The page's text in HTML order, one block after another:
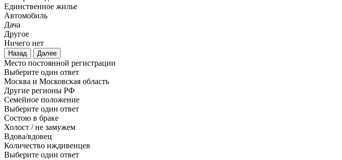
Единственное жилье
Автомобиль
Дача
Другое
Ничего нет
Назад Далее
Место постоянной регистрации
Выберите один ответ
Москва и Московская область
Другие регионы РФ
Семейное положение
Выберите один ответ
Состою в браке
Холост / не замужем
Вдова/вдовец
Количество иждивенцев
Выберите один ответ